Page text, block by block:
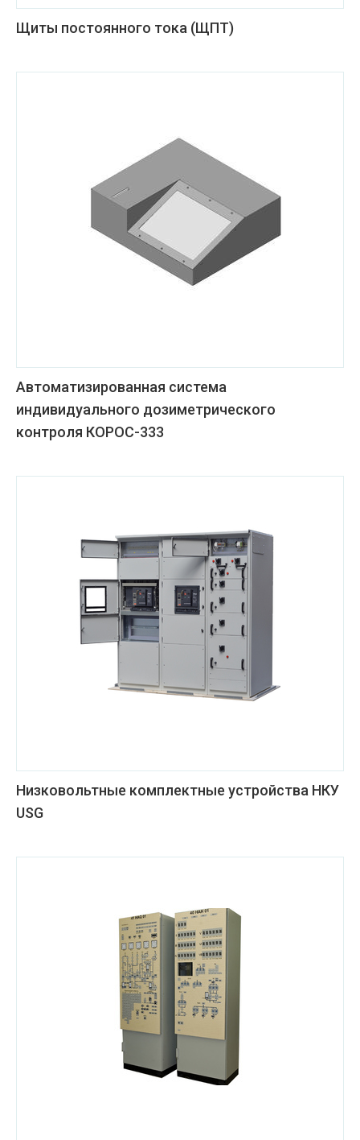
Щиты постоянного тока (ЩПТ)
Автоматизированная система
индивидуального дозиметрического
контроля КОРОС-333
Низковольтные комплектные устройства НКУ
USG